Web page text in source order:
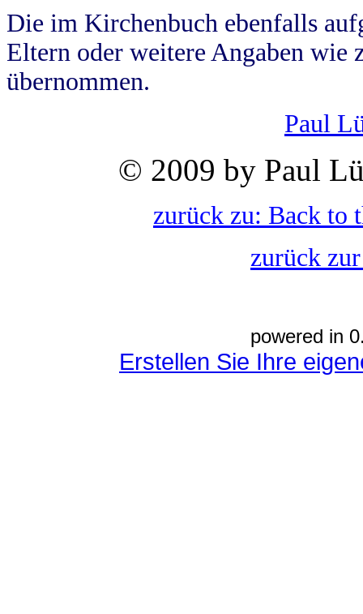
Die im Kirchenbuch ebenfalls
Eltern oder weitere Angaben wie
übernommen.
Paul
© 2009 by Paul
zurück zu: Back to
zurück
powered in
Erstellen Sie Ihre